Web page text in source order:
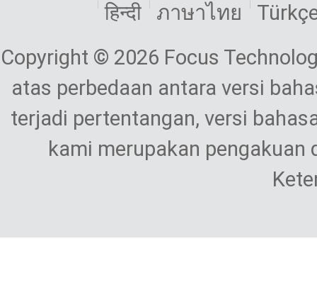
हिन्दी
ภาษาไทย
Copyright © 2026 Focus
atas perbedaan antara versi
terjadi pertentangan, versi
kami merupakan pengakuan